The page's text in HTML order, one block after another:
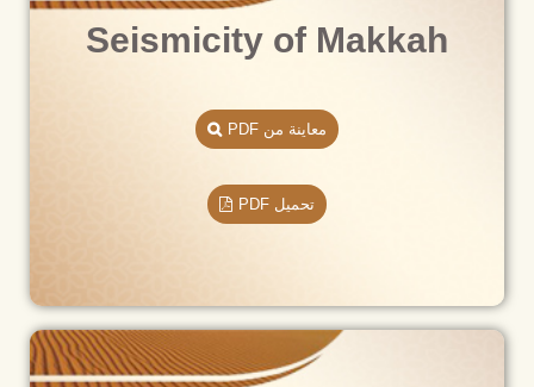
Seismicity of Makkah
معاينة من PDF
تحميل PDF